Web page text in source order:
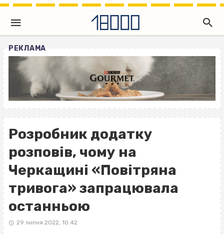
РЕКЛАМА
Розробник додатку
розповів, чому на
Черкащині «Повітряна
тривога» запрацювала
останньою
29 липня 2022, 10:42